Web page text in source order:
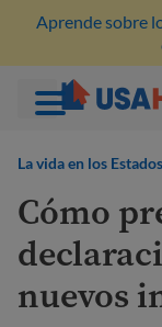
Aprende sobre
La vida en los
Cómo
nuevos